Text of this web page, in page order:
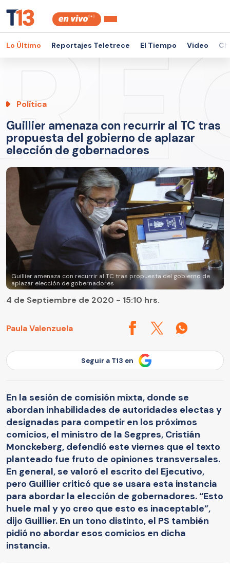
Lo Último Reportajes Teletrece El Tiempo Video
Política
Guillier amenaza con recurrir al TC tras
propuesta del gobierno de aplazar
elección de gobernadores
Guillier amenaza con recurrir al TC tras propuesta del gobierno de
aplazar elección de gobernadores
Paula Valenzuela
4 de Septiembre de 2020 - 15:10 hrs.
Seguir a T13 en
En la sesión de comisión mixta, donde se
abordan inhabilidades de autoridades electas y
designadas para competir en los próximos
comicios, el ministro de la Segpres, Cristián
Monckeberg, defendió este viernes que el texto
planteado fue fruto de opiniones transversales.
En general, se valoró el escrito del Ejecutivo,
pero Guillier criticó que se usara esta instancia
para abordar la elección de gobernadores. “Esto
huele mal y yo creo que esto es inaceptable”,
dijo Guillier. En un tono distinto, el PS también
pidió no abordar esos comicios en dicha
instancia.